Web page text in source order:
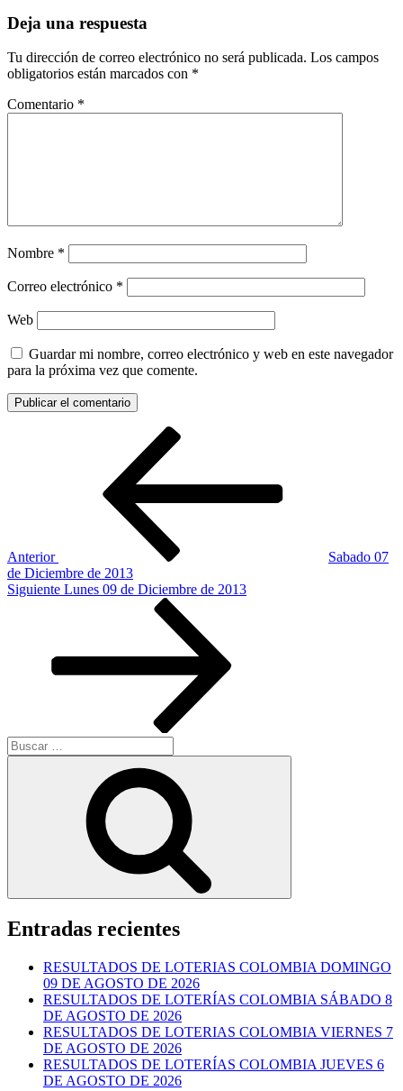
Deja una respuesta
Tu dirección de correo electrónico no será publicada. Los campos
obligatorios están marcados con *
Comentario *
Nombre *
Correo electrónico *
Web
Guardar mi nombre, correo electrónico y web en este navegador
para la próxima vez que comente.
Anterior
Sabado 07
de Diciembre de 2013
Siguiente
Siguiente Lunes 09 de Diciembre de 2013
Buscar
por:
Entradas recientes
RESULTADOS DE LOTERIAS COLOMBIA DOMINGO
09 DE AGOSTO DE 2026
RESULTADOS DE LOTERÍAS COLOMBIA SÁBADO 8
DE AGOSTO DE 2026
RESULTADOS DE LOTERIAS COLOMBIA VIERNES 7
DE AGOSTO DE 2026
RESULTADOS DE LOTERÍAS COLOMBIA JUEVES 6
DE AGOSTO DE 2026